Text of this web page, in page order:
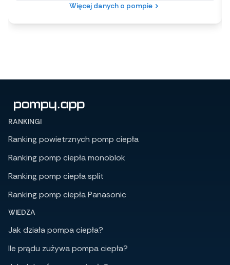
Więcej danych o pompie
RANKINGI
Ranking powietrznych pomp ciepła
Ranking pomp ciepła monoblok
Ranking pomp ciepła split
Ranking pomp ciepła Panasonic
WIEDZA
Jak działa pompa ciepła?
Ile prądu zużywa pompa ciepła?